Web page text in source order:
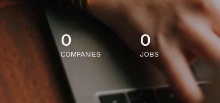
0
COMPANIES
0
JOBS